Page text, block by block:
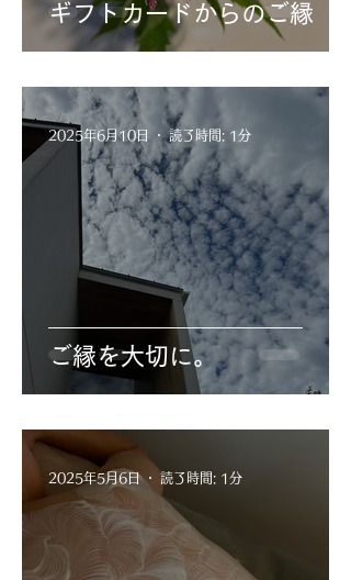
ギフトカードからのご縁
ご縁を大切に。
2025年6月10日 読了時間: 1分
2025年5月6日 読了時間: 1分